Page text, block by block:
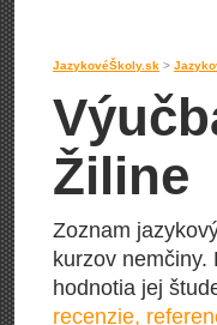
JazykovéŠkoly.sk >
Žiline
Zoznam
kurzov
hodnotia jej
recenzie,